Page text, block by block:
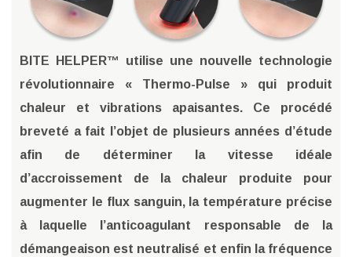
BITE HELPER™ utilise une nouvelle technologie
révolutionnaire « Thermo-Pulse » qui produit
chaleur et vibrations apaisantes. Ce procédé
breveté a fait l’objet de plusieurs années d’étude
afin de déterminer la vitesse idéale
d’accroissement de la chaleur produite pour
augmenter le flux sanguin, la température précise
à laquelle l’anticoagulant responsable de la
démangeaison est neutralisé et enfin la fréquence